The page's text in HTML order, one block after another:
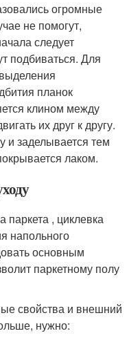
огромные
не помогут,
следует
подбиваться. Для
планок
клином между
их друг к другу.
и заделывается тем
лаком.
паркета , циклевка
напольного
основным
паркетному полу
свойства и внешний
нужно: